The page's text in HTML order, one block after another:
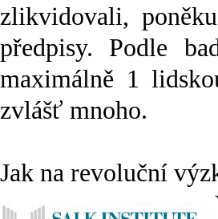
zlikvidovali,
předpisy. Podle
maximálně 1
zvlášť mnoho.
Jak na revoluční